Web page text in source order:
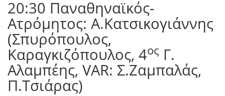
20:30 Παναθηναϊκός-
Ατρόμητος: Α.Κατσικογιάννης
(Σπυρόπουλος,
Καραγκιζόπουλος, 4ος Γ.
Αλαμπέης, VAR: Σ.Ζαμπαλάς,
Π.Τσιάρας)